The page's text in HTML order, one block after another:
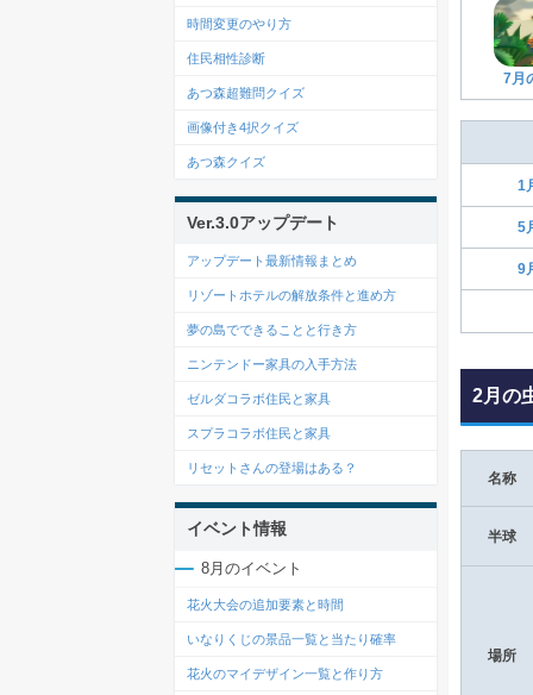
7月
1
5
9
2月の
名称
半球
場所
時間変更のやり方
住民相性診断
あつ森超難問クイズ
画像付き4択クイズ
あつ森クイズ
Ver.3.0アップデート
アップデート最新情報まとめ
リゾートホテルの解放条件と進め方
夢の島でできることと行き方
ニンテンドー家具の入手方法
ゼルダコラボ住民と家具
スプラコラボ住民と家具
リセットさんの登場はある？
イベント情報
8月のイベント
花火大会の追加要素と時間
いなりくじの景品一覧と当たり確率
花火のマイデザイン一覧と作り方